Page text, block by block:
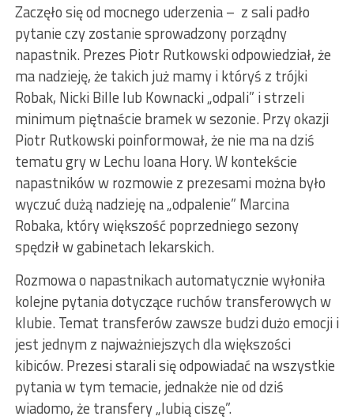
Zaczęło się od mocnego uderzenia – z sali padło
pytanie czy zostanie sprowadzony porządny
napastnik. Prezes Piotr Rutkowski odpowiedział, że
ma nadzieję, że takich już mamy i któryś z trójki
Robak, Nicki Bille lub Kownacki „odpali” i strzeli
minimum piętnaście bramek w sezonie. Przy okazji
Piotr Rutkowski poinformował, że nie ma na dziś
tematu gry w Lechu Ioana Hory. W kontekście
napastników w rozmowie z prezesami można było
wyczuć dużą nadzieję na „odpalenie” Marcina
Robaka, który większość poprzedniego sezony
spędził w gabinetach lekarskich.
Rozmowa o napastnikach automatycznie wyłoniła
kolejne pytania dotyczące ruchów transferowych w
klubie. Temat transferów zawsze budzi dużo emocji i
jest jednym z najważniejszych dla większości
kibiców. Prezesi starali się odpowiadać na wszystkie
pytania w tym temacie, jednakże nie od dziś
wiadomo, że transfery „lubią ciszę”.